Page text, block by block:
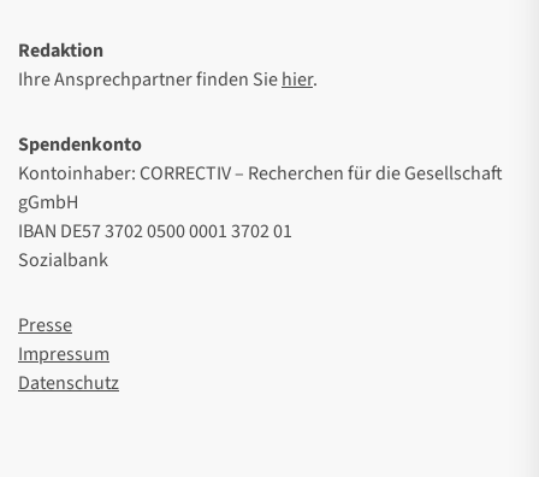
Redaktion
Ihre Ansprechpartner finden Siehier.
Spendenkonto
Kontoinhaber: CORRECTIV – Recherchen für die Gesellschaft
gGmbH
IBAN DE57 3702 0500 0001 3702 01
Sozialbank
Presse
Impressum
Datenschutz